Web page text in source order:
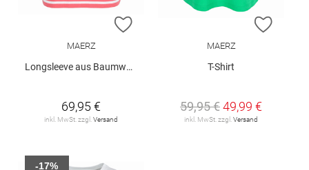
ZUR WUNSCHLISTE HINZUFÜGEN
MAERZ
Longsleeve aus Baumwolle
69,95 €
inkl. MwSt. zzgl. Versand
ZUR
MAERZ
T-Shirt
59,95 €49,99 €
inkl. MwSt. zzgl. Versand
-17%